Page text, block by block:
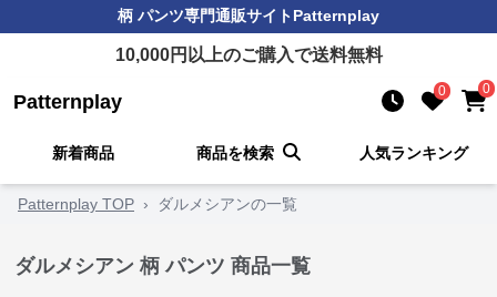
柄 パンツ専門通販サイトPatternplay
10,000円以上のご購入で送料無料
Patternplay 0 0
新着商品 商品を検索 人気ランキング
Patternplay TOP › ダルメシアンの一覧
ダルメシアン 柄 パンツ 商品一覧